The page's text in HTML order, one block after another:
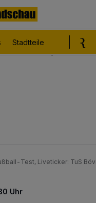
Stadtteile
Test, Liveticker: TuS
Uhr